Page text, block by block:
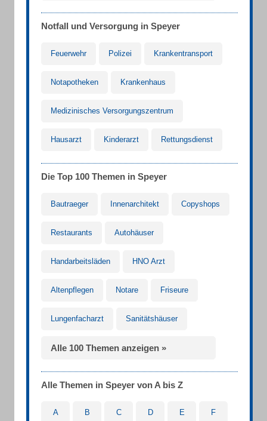
Notfall und Versorgung in Speyer
Feuerwehr Polizei Krankentransport
Notapotheken Krankenhaus
Medizinisches Versorgungszentrum
Hausarzt Kinderarzt Rettungsdienst
Die Top 100 Themen in Speyer
Bautraeger Innenarchitekt Copyshops
Restaurants Autohäuser
Handarbeitsläden HNO Arzt
Altenpflegen Notare Friseure
Lungenfacharzt Sanitätshäuser
Alle 100 Themen anzeigen »
Alle Themen in Speyer von A bis Z
A B C D E F